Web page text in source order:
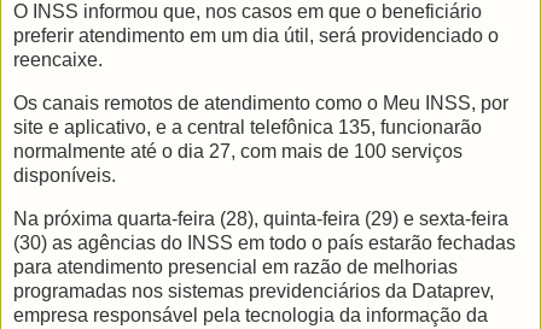
O INSS informou que, nos casos em que o beneficiário
preferir atendimento em um dia útil, será providenciado o
reencaixe.
Os canais remotos de atendimento como o Meu INSS, por
site e aplicativo, e a central telefônica 135, funcionarão
normalmente até o dia 27, com mais de 100 serviços
disponíveis.
Na próxima quarta-feira (28), quinta-feira (29) e sexta-feira
(30) as agências do INSS em todo o país estarão fechadas
para atendimento presencial em razão de melhorias
programadas nos sistemas previdenciários da Dataprev,
empresa responsável pela tecnologia da informação da